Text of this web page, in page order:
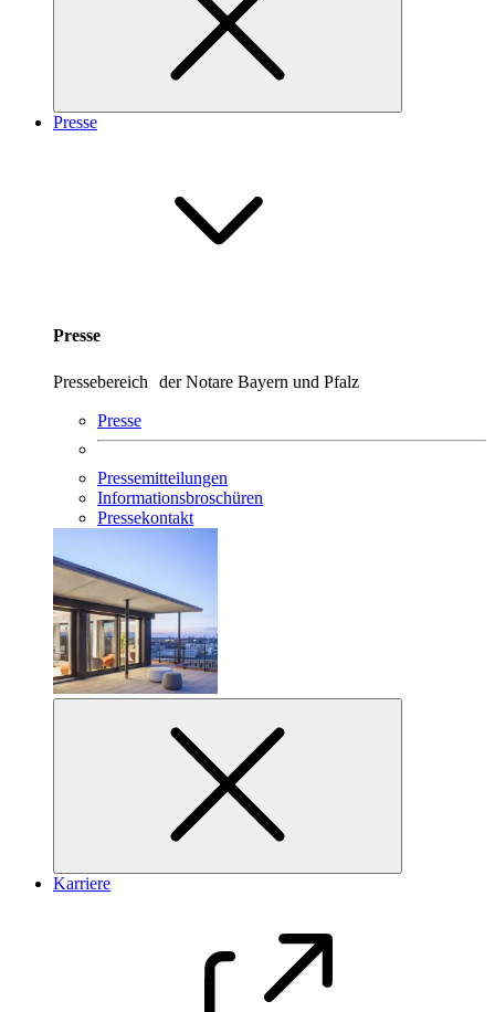
Presse
Presse
Pressebereich der Notare Bayern und Pfalz
Presse
Pressemitteilungen
Informationsbroschüren
Pressekontakt
Karriere